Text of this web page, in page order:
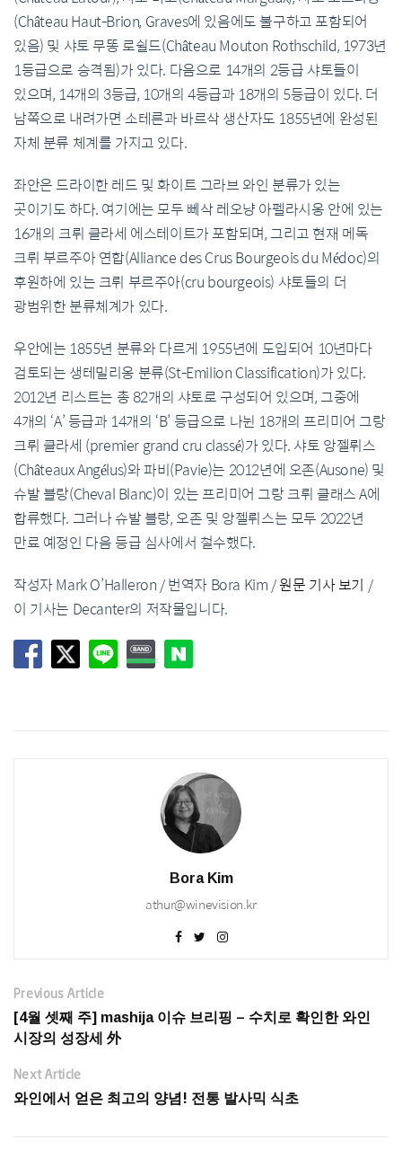
(Château Haut-Brion, Graves에 있음에도 불구하고 포함되어
있음) 및 샤토 무똥 로쉴드(Château Mouton Rothschild, 1973년
1등급으로 승격됨)가 있다. 다음으로 14개의 2등급 샤토들이
있으며, 14개의 3등급, 10개의 4등급과 18개의 5등급이 있다. 더
남쪽으로 내려가면 소테른과 바르삭 생산자도 1855년에 완성된
자체 분류 체계를 가지고 있다.
좌안은 드라이한 레드 및 화이트 그라브 와인 분류가 있는
곳이기도 하다. 여기에는 모두 뻬삭 레오냥 아펠라시옹 안에 있는
16개의 크뤼 클라세 에스테이트가 포함되며, 그리고 현재 메독
크뤼 부르주아 연합(Alliance des Crus Bourgeois du Médoc)의
후원하에 있는 크뤼 부르주아(cru bourgeois) 샤토들의 더
광범위한 분류체계가 있다.
우안에는 1855년 분류와 다르게 1955년에 도입되어 10년마다
검토되는 생테밀리옹 분류(St-Emilion Classification)가 있다.
2012년 리스트는 총 82개의 샤토로 구성되어 있으며, 그중에
4개의 ‘A’ 등급과 14개의 ‘B’ 등급으로 나뉜 18개의 프리미어 그랑
크뤼 클라세 (premier grand cru classé)가 있다. 샤토 앙젤뤼스
(Châteaux Angélus)와 파비(Pavie)는 2012년에 오존(Ausone) 및
슈발 블랑(Cheval Blanc)이 있는 프리미어 그랑 크뤼 클래스 A에
합류했다. 그러나 슈발 블랑, 오존 및 앙젤뤼스는 모두 2022년
만료 예정인 다음 등급 심사에서 철수했다.
작성자 Mark O’Halleron / 번역자 Bora Kim /원문 기사 보기 /
이 기사는 Decanter의 저작물입니다.
Bora Kim
athur@winevision.kr
Previous Article
[4월 셋째 주] mashija 이슈 브리핑 – 수치로 확인한 와인
시장의 성장세 外
Next Article
와인에서 얻은 최고의 양념! 전통 발사믹 식초